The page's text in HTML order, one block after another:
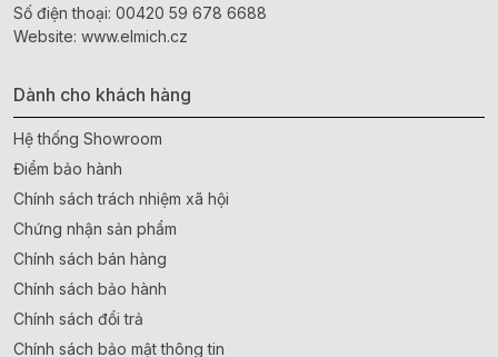
Số điện thoại: 00420 59 678 6688
Website: www.elmich.cz
Dành cho khách hàng
Hệ thống Showroom
Điểm bảo hành
Chính sách trách nhiệm xã hội
Chứng nhận sản phẩm
Chính sách bán hàng
Chính sách bảo hành
Chính sách đổi trả
Chính sách bảo mật thông tin